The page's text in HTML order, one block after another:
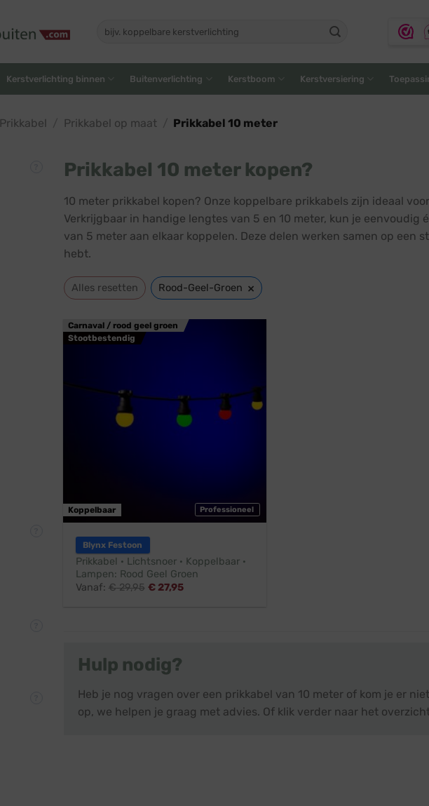
naar:
Kerstverlichting binnen Buitenverlichting Kerstboom Kerstversiering
Prikkabel Prikkabel op maat Prikkabel 10 meter
Prikkabel 10 meter kopen?
10 meter prikkabel kopen? Onze koppelbare prikkabels zijn ideaal
Verkrijgbaar in handige lengtes van 5 en 10 meter, kun je eenvoudig
van 5 meter aan elkaar koppelen. Deze delen werken samen op een
hebt.
Alles resetten Rood-Geel-Groen ×
Carnaval / rood geel groen
Stootbestendig
Professioneel
Koppelbaar
Blynx Festoon
Prikkabel · Lichtsnoer · Koppelbaar ·
Lampen: Rood Geel Groen
Vanaf: €29,95 €27,95
Hulp nodig?
Heb je nog vragen over een prikkabel van 10 meter of kom je er
op, we helpen je graag met advies. Of klik verder naar het